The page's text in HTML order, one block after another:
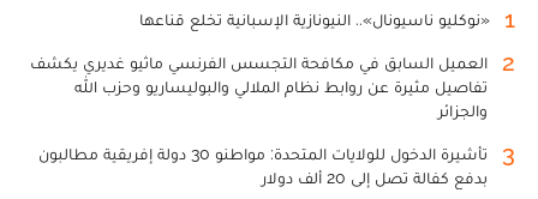
1 «نوكليو ناسيونال».. النيونازية الإسبانية تخلع قناعها
2
العميل السابق في مكافحة التجسس الفرنسي ماثيو غديري يكشف
تفاصيل مثيرة عن روابط نظام الملالي والبوليساريو وحزب الله
والجزائر
3
تأشيرة الدخول للولايات المتحدة: مواطنو 30 دولة إفريقية مطالبون
بدفع كفالة تصل إلى 20 ألف دولار